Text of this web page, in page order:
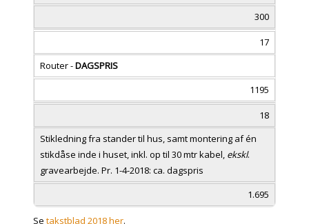
300
17
Router -DAGSPRIS
1195
18
Stikledning fra stander til hus, samt montering af én
stikdåse inde i huset, inkl. op til 30 mtr kabel, ekskl.
gravearbejde. Pr. 1-4-2018: ca. dagspris
1.695
Se takstblad 2018 her.